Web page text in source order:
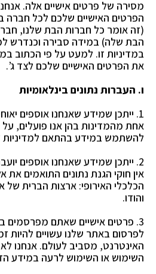
מסירה של פרטים אישיים אלה.
הפרטים האישיים שלכם לכל חברה
(זה אומר כל חברות הבת שלנו,
הבת שלה) במידה סבירה וכנדרש
במדיניות זו. למעט על פי הכתוב
את הפרטים האישיים שלכם לצד ג’.
ו. העברות נתונים בינלאומיות
1. ייתכן שמידע שאנחנו אוספים
אחת מהמדינות בהן אנו פועלים,
להשתמש במידע בהתאם למדיניות
2. ייתכן שמידע שאנחנו אוספים
אין חוקי הגנת נתונים התואמים את
הכלכלי האירופי: ארצות הברית של
והודו.
3. פרטים אישיים שאתם מפרסמים
לפרסום באתר שלנו עשויים להיות
האינטרנט, מסביב לעולם. אנחנו לא
השימוש או השימוש לרעה במידע